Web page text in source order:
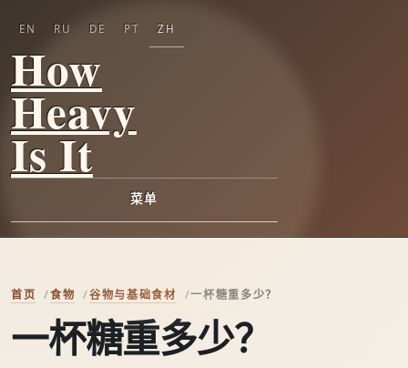
How
Heavy
Is It
菜单
EN RU DE PT ZH
首页 食物 谷物与基础食材 一杯糖重多少？
一杯糖重多少？